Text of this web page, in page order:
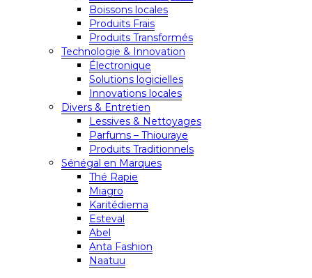
Boissons locales
Produits Frais
Produits Transformés
Technologie & Innovation
Électronique
Solutions logicielles
Innovations locales
Divers & Entretien
Lessives & Nettoyages
Parfums – Thiouraye
Produits Traditionnels
Sénégal en Marques
Thé Rapie
Miagro
Karitédiema
Esteval
Abel
Anta Fashion
Naatuu